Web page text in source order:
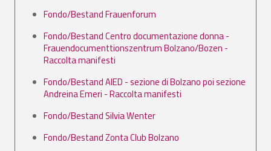
Fondo/Bestand Frauenforum
Fondo/Bestand Centro documentazione donna -
Frauendocumenttionszentrum Bolzano/Bozen -
Raccolta manifesti
Fondo/Bestand AIED - sezione di Bolzano poi sezione
Andreina Emeri - Raccolta manifesti
Fondo/Bestand Silvia Wenter
Fondo/Bestand Zonta Club Bolzano